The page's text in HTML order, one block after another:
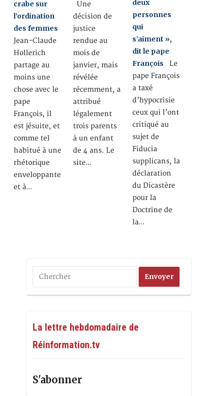
crabe sur
l’ordination
des femmes
Jean-Claude
Hollerich
partage au
moins une
chose avec le
pape
François, il
est jésuite, et
comme tel
habitué à une
rhétorique
enveloppante
et à…
Une
décision de
justice
rendue au
mois de
janvier, mais
révélée
récemment, a
attribué
légalement
trois parents
à un enfant
de 4 ans. Le
site…
deux
personnes
qui
s’aiment »,
dit le pape
François Le
pape François
a taxé
d’hypocrisie
ceux qui l’ont
critiqué au
sujet de
Fiducia
supplicans, la
déclaration
du Dicastère
pour la
Doctrine de
la…
La lettre hebdomadaire de
Réinformation.tv
S'abonner